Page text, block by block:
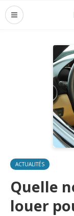
ACTUALITÉS
Quelle
louer